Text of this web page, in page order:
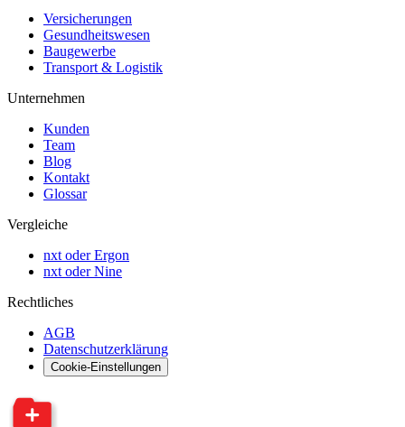
Versicherungen
Gesundheitswesen
Baugewerbe
Transport & Logistik
Unternehmen
Kunden
Team
Blog
Kontakt
Glossar
Vergleiche
nxt oder Ergon
nxt oder Nine
Rechtliches
AGB
Datenschutzerklärung
Cookie-Einstellungen